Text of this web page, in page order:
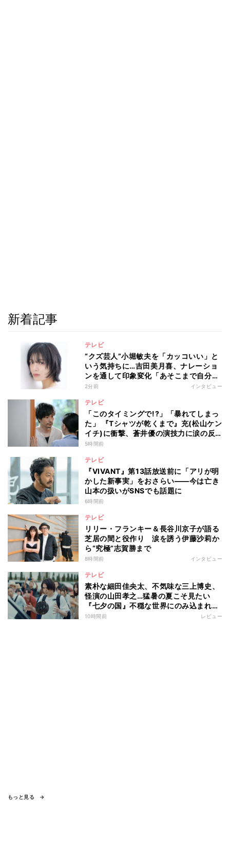
新着記事
テレビ
“クズ芸人”小堀敏夫を「カッコいい」と
いう気持ちに…吉田美月喜、ナレーショ
ンを通して印象変化「あそこまで自分に
正直に生きられる人は、なかなかいな
2分前 インタビュー
テレビ
「このタイミングで!?」「暴れてしまっ
た」 『Tシャツが乾くまで』充(松山ケン
イチ)に衝撃、蒼井優の演技力に涙の反
響も
5時間前
テレビ
『VIVANT』第13話放送前に「アリが明
かした新事実」をおさらい――今は亡き
山本の扱いがSNSでも話題に
6時間前
テレビ
リリー・フランキー＆長谷川京子が語る
芝居の間と役作り 涙を誘う伊藤沙莉か
ら“究極”志賀勝まで
8時間前 インタビュー
テレビ
素朴な細田佳央太、不気味な三上博史、
怪演の山田孝之…猛暑の夏こそ見たい
『七夕の国』不穏な世界にのみ込まれる
超常ミステリー
10時間前 レビュー
もっと見る